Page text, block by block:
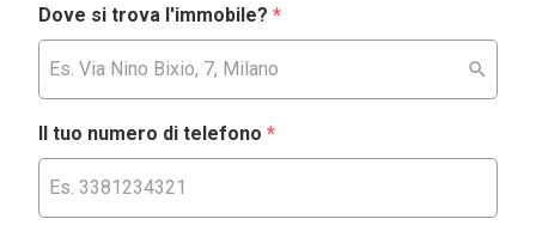
Dove si trova l'immobile? *
Il tuo numero di telefono *